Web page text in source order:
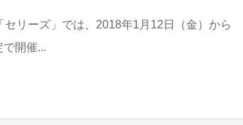
リーズ」では、2018年1月12日（金）から
で開催...